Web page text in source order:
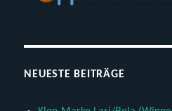
NEUESTE BEITRÄGE